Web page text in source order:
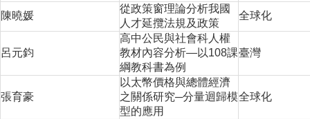
陳曉媛
從政策窗理論分析我國
人才延攬法規及政策
全球化
呂元鈞
高中公民與社會科人權
教材內容分析—以108課
綱教科書為例
臺灣
張育豪
以太幣價格與總體經濟
之關係研究─分量迴歸模
型的應用
全球化